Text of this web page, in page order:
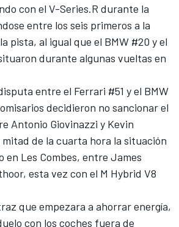
con el V-Series.R durante la
entre los seis primeros a la
pista, al igual que el BMW #20 y el
durante algunas vueltas en
entre el Ferrari #51 y el BMW
decidieron no sancionar el
Antonio Giovinazzi y Kevin
mitad de la cuarta hora la situación
en Les Combes, entre James
, esta vez con el M Hybrid V8
que empezara a ahorrar energía,
con los coches fuera de